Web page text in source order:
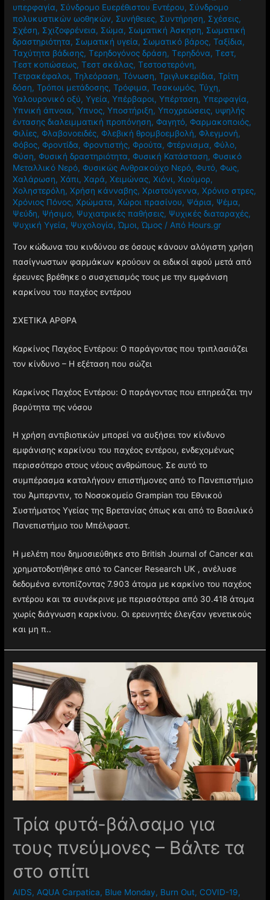
υπερφαγία, Σύνδρομο Ευερέθιστου Εντέρου, Σύνδρομο
πολυκυστικών ωοθηκών, Συνήθειες, Συντήρηση, Σχέσεις,
Σχέση, Σχιζοφρένεια, Σώμα, Σωματική Άσκηση, Σωματική
δραστηριότητα, Σωματική υγεία, Σωματικό βάρος,Ταξίδια,
Ταχύτητα βάδισης,Τερηδογόνος δράση,Τερηδόνα,Τεστ,
Τεστ κοπώσεως,Τεστ σκάλας,Τεστοστερόνη,
Τετρακέφαλοι,Τηλεόραση,Τόνωση,Τριγλυκερίδια,Τρίτη
δόση,Τρόποι μετάδοσης,Τρόφιμα,Τσακωμός,Τύχη,
Υαλουρονικό οξύ,Υγεία,Υπέρβαροι,Υπέρταση,Υπερφαγία,
Υπνική άπνοια,Ύπνος,Υποστήριξη,Υποχρεώσεις, υψηλής
έντασης διαλειμματική προπόνηση,Φαγητό,Φαρμακοποιός,
Φιλίες,Φλαβονοειδές,Φλεβική θρομβοεμβολή,Φλεγμονή,
Φόβος,Φροντίδα,Φροντιστής,Φρούτα,Φτέρνισμα,Φύλο,
Φύση,Φυσική δραστηριότητα,Φυσική Κατάσταση,Φυσικό
Μεταλλικό Νερό,Φυσικώς Ανθρακούχο Νερό,Φυτό,Φως,
Χαλάρωση,Χάπι,Χαρά,Χειμώνας,Χιόνι,Χιούμορ,
Χοληστερόλη,Χρήση κάνναβης,Χριστούγεννα,Χρόνιο στρες,
Χρόνιος Πόνος,Χρώματα,Χώροι πρασίνου, Ψάρια, Ψέμα,
Ψεύδη, Ψήσιμο, Ψυχιατρικές παθήσεις, Ψυχικές διαταραχές,
Ψυχική Υγεία, Ψυχολογία,Ώμοι,Ώμος / Από Hours.gr
Τον κώδωνα του κινδύνου σε όσους κάνουν αλόγιστη χρήση
πασίγνωστων φαρμάκων κρούουν οι ειδικοί αφού μετά από
έρευνες βρέθηκε ο συσχετισμός τους με την εμφάνιση
καρκίνου του παχέος εντέρου
ΣΧΕΤΙΚΑ ΑΡΘΡΑ
Καρκίνος Παχέος Εντέρου: Ο παράγοντας που τριπλασιάζει
τον κίνδυνο – Η εξέταση που σώζει
Καρκίνος Παχέος Εντέρου: Ο παράγοντας που επηρεάζει την
βαρύτητα της νόσου
Η χρήση αντιβιοτικών μπορεί να αυξήσει τον κίνδυνο
εμφάνισης καρκίνου του παχέος εντέρου, ενδεχομένως
περισσότερο στους νέους ανθρώπους. Σε αυτό το
συμπέρασμα καταλήγουν επιστήμονες από το Πανεπιστήμιο
του Άμπερντιν, το Νοσοκομείο Grampian του Εθνικού
Συστήματος Υγείας της Βρετανίας όπως και από το Βασιλικό
Πανεπιστήμιο του Μπέλφαστ.
Η μελέτη που δημοσιεύθηκε στο British Journal of Cancer και
χρηματοδοτήθηκε από το Cancer Research UK , ανέλυσε
δεδομένα εντοπίζοντας 7.903 άτομα με καρκίνο του παχέος
εντέρου και τα συνέκρινε με περισσότερα από 30.418 άτομα
χωρίς διάγνωση καρκίνου. Οι ερευνητές έλεγξαν γενετικούς
και μη π..
Τρία φυτά-βάλσαμο για
τους πνεύμονες – Βάλτε τα
στο σπίτι
AIDS, AQUA Carpatica, Blue Monday, Burn Out, COVID-19,